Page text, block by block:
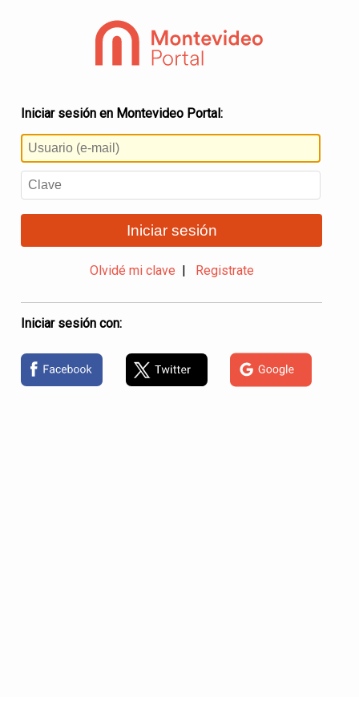
Iniciar sesión en Montevideo Portal:
Iniciar sesión
Olvidé mi clave Registrate
Iniciar sesión con: